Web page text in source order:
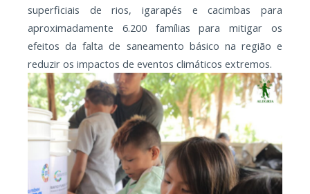
superficiais de rios, igarapés e cacimbas para
aproximadamente 6.200 famílias para mitigar os
efeitos da falta de saneamento básico na região e
reduzir os impactos de eventos climáticos extremos.